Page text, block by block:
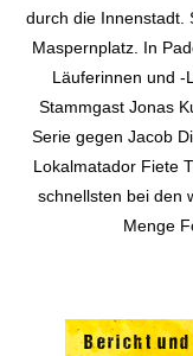
durch die Innenstadt.
Maspernplatz. In
Läuferinnen und -
Stammgast Jonas
Serie gegen Jacob
Lokalmatador Fiete
schnellsten bei den
Menge
Bericht